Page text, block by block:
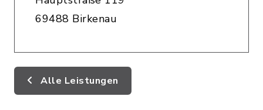
69488 Birkenau
Alle Leistungen